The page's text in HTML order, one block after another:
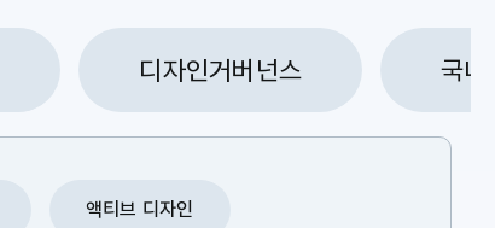
액티브 디자인
디자인거버넌스 국내